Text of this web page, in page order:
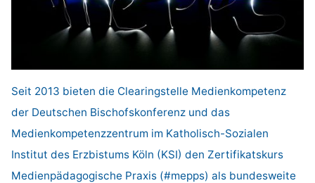
Seit 2013 bieten die Clearingstelle Medienkompetenz
der Deutschen Bischofskonferenz und das
Medienkompetenzzentrum im Katholisch-Sozialen
Institut des Erzbistums Köln (KSI) den Zertifikatskurs
Medienpädagogische Praxis (#mepps) als bundesweite